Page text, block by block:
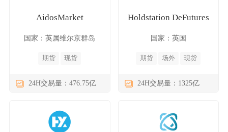
AidosMarket
国家：英属维尔京群岛
期货 现货
24H交易量：476.75亿
Holdstation DeFutures
国家：英国
期货 场外 现货
24H交易量：1325亿